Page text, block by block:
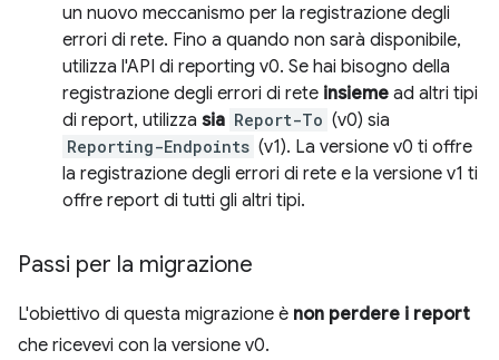
un nuovo meccanismo per la registrazione degli
errori di rete. Fino a quando non sarà disponibile,
utilizza l'API di reporting v0. Se hai bisogno della
registrazione degli errori di rete insieme ad altri tipi
di report, utilizza sia Report-To (v0) sia
Reporting-Endpoints (v1). La versione v0 ti offre
la registrazione degli errori di rete e la versione v1 ti
offre report di tutti gli altri tipi.
Passi per la migrazione
L'obiettivo di questa migrazione è non perdere i report
che ricevevi con la versione v0.